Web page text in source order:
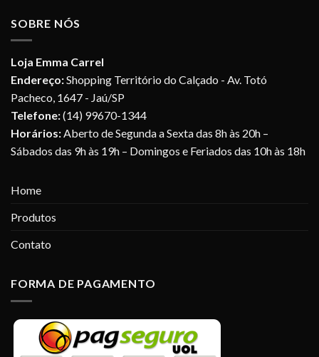
SOBRE NÓS
Loja Emma Carrel
Endereço:Shopping Território do Calçado - Av. Totó
Pacheco, 1647 - Jaú/SP
Telefone:(14) 99670-1344
Horários:Aberto de Segunda a Sexta das 8h às 20h –
Sábados das 9h às 19h – Domingos e Feriados das 10h às 18h
Home
Produtos
Contato
FORMA DE PAGAMENTO